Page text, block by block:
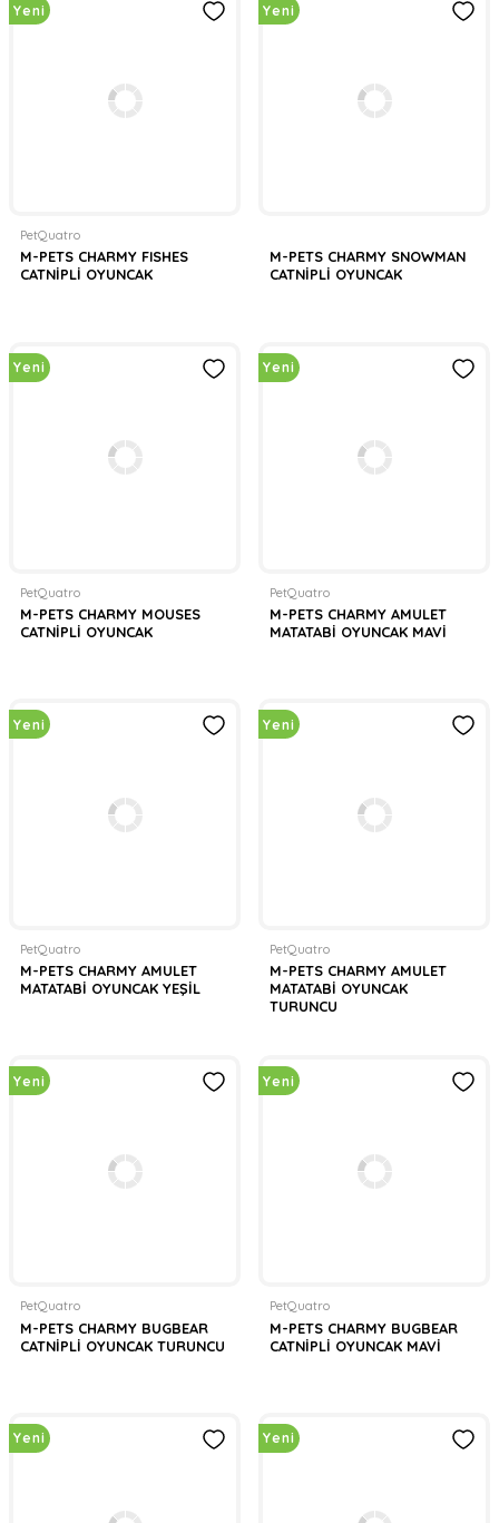
Yeni
PetQuatro
M-PETS CHARMY FISHES
CATNİPLİ OYUNCAK
Yeni
M-PETS CHARMY SNOWMAN
CATNİPLİ OYUNCAK
Yeni
PetQuatro
M-PETS CHARMY MOUSES
CATNİPLİ OYUNCAK
Yeni
PetQuatro
M-PETS CHARMY AMULET
MATATABİ OYUNCAK MAVİ
Yeni
PetQuatro
M-PETS CHARMY AMULET
MATATABİ OYUNCAK YEŞİL
Yeni
PetQuatro
M-PETS CHARMY AMULET
MATATABİ OYUNCAK
TURUNCU
Yeni
PetQuatro
M-PETS CHARMY BUGBEAR
CATNİPLİ OYUNCAK TURUNCU
Yeni
PetQuatro
M-PETS CHARMY BUGBEAR
CATNİPLİ OYUNCAK MAVİ
Yeni Yeni